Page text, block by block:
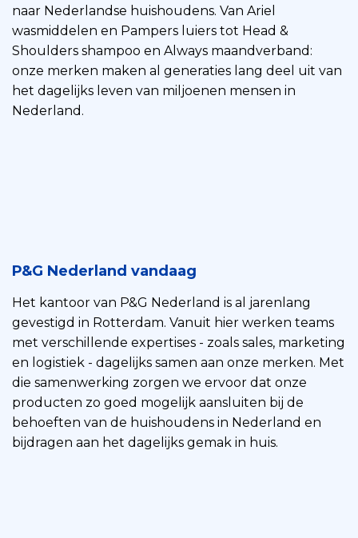
naar Nederlandse huishoudens. Van Ariel
wasmiddelen en Pampers luiers tot Head &
Shoulders shampoo en Always maandverband:
onze merken maken al generaties lang deel uit van
het dagelijks leven van miljoenen mensen in
Nederland.
P&G Nederland vandaag
Het kantoor van P&G Nederland is al jarenlang
gevestigd in Rotterdam. Vanuit hier werken teams
met verschillende expertises - zoals sales, marketing
en logistiek - dagelijks samen aan onze merken. Met
die samenwerking zorgen we ervoor dat onze
producten zo goed mogelijk aansluiten bij de
behoeften van de huishoudens in Nederland en
bijdragen aan het dagelijks gemak in huis.